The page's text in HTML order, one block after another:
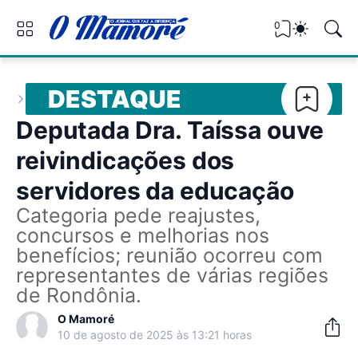
0
DESTAQUE
Deputada Dra. Taíssa ouve
reivindicações dos
servidores da educação
Categoria pede reajustes,
concursos e melhorias nos
benefícios; reunião ocorreu com
representantes de várias regiões
de Rondônia.
O Mamoré
10 de agosto de 2025 às 13:21 horas